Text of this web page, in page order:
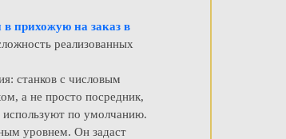
в прихожую на заказ в
реализованных
станков с числовым
а не просто посредник,
используют по умолчанию.
уровнем. Он задаст